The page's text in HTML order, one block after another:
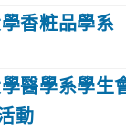
香粧品學系
醫學系學生
動